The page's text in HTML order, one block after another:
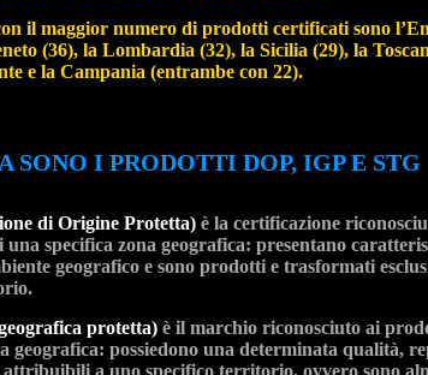
il maggior numero di prodotti certificati sono
(36), la Lombardia (32), la Sicilia (29), la
e la Campania (entrambe con 22).
SONO I PRODOTTI DOP, IGP E STG
di Origine Protetta) è la certificazione
specifica zona geografica: presentano
geografico e sono prodotti e trasformati
protetta) è il marchio riconosciuto ai
geografica: possiedono una determinata qualità,
a uno specifico territorio, ovvero sono